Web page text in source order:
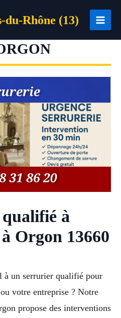
Rhône (13)
à
Orgon 13660
à un serrurier qualifié pour
votre entreprise ? Notre
propose des interventions